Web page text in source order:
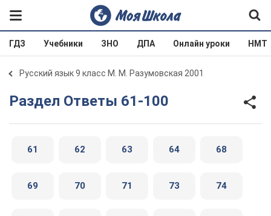
ГДЗ Учебники ЗНО ДПА Онлайн уроки НМТ
Русский язык 9 класс М. М. Разумовская 2001
Раздел Ответы 61-100
61 62 63 64 68
69 70 71 73 74